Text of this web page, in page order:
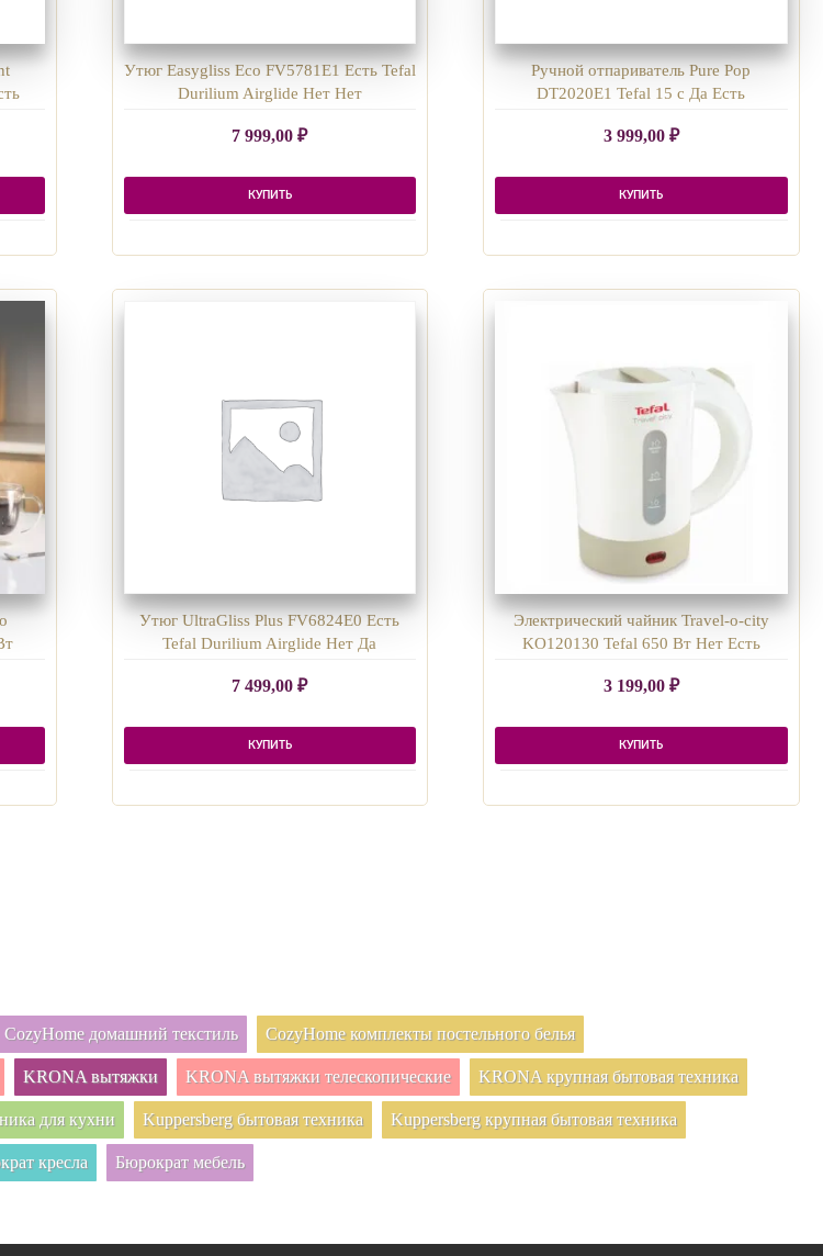
Утюг Easygliss Eco FV5781E1 Есть Tefal
Durilium Airglide Нет Нет
7 999,00₽
КУПИТЬ
Ручной отпариватель Pure Pop
DT2020E1 Tefal 15 с Да Есть
3 999,00 ₽
КУПИТЬ
Утюг UltraGliss Plus FV6824E0 Есть
Tefal Durilium Airglide Нет Да
7 499,00₽
КУПИТЬ
Электрический чайник Travel-o-city
KO120130 Tefal 650 Вт Нет Есть
3 199,00 ₽
КУПИТЬ
CozyHome домашний текстиль CozyHome комплекты постельного белья
KRONA вытяжки KRONA вытяжки телескопические KRONA крупная бытовая техника
для кухни Kuppersberg бытовая техника Kuppersberg крупная бытовая техника
кресла Бюрократ мебель